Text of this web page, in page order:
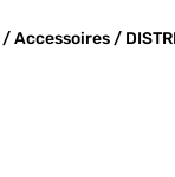
/Accessoires/